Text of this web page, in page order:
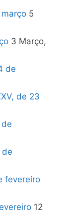
5
3 Março,
de
de 23
de
fevereiro
12